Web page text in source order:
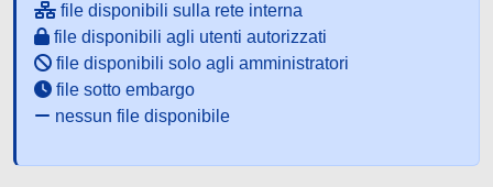
file disponibili sulla rete interna
file disponibili agli utenti autorizzati
file disponibili solo agli amministratori
file sotto embargo
nessun file disponibile